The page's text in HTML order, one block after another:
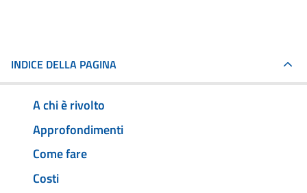
INDICE DELLA PAGINA
A chi è rivolto
Approfondimenti
Come fare
Costi